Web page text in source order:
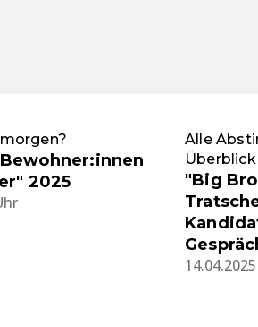
2025
Alle
Überblick
"Big